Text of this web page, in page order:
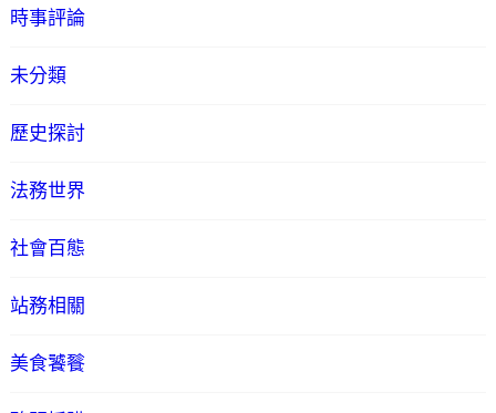
時事評論
未分類
歷史探討
法務世界
社會百態
站務相關
美食饕餮